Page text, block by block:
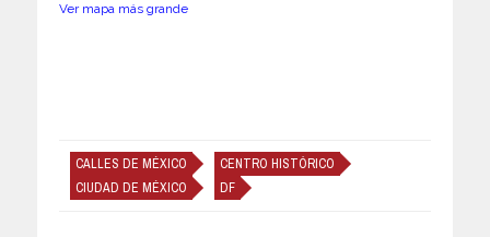
Ver mapa más grande
CALLES DE MÉXICO
CENTRO HISTÓRICO
CIUDAD DE MÉXICO
DF